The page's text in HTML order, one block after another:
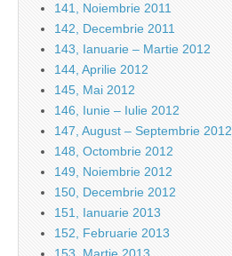
141, Noiembrie 2011
142, Decembrie 2011
143, Ianuarie – Martie 2012
144, Aprilie 2012
145, Mai 2012
146, Iunie – Iulie 2012
147, August – Septembrie 2012
148, Octombrie 2012
149, Noiembrie 2012
150, Decembrie 2012
151, Ianuarie 2013
152, Februarie 2013